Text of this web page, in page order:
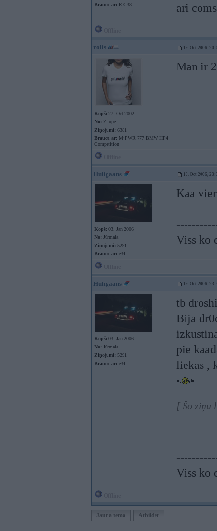
Braucu ar: RR-38
ari
rolis 19. Oct 2006,
Kopš: 27. Oct 2002
No: Zilupe
Ziņojumi: 6381
Braucu ar: M•PWR 777 BMW HP4
Competition
Man ir
Huligaans 19. Oct 2006,
Kopš: 03. Jan 2006
No: Jūrmala
Ziņojumi: 5291
Braucu ar: e34
Kaa
Viss ko
Huligaans 19. Oct 2006,
Kopš: 03. Jan 2006
No: Jūrmala
Ziņojumi: 5291
Braucu ar: e34
tb
Bija
pie
liekas ,
[ Šo ziņu
Viss ko
Jauna tēma Atbildēt